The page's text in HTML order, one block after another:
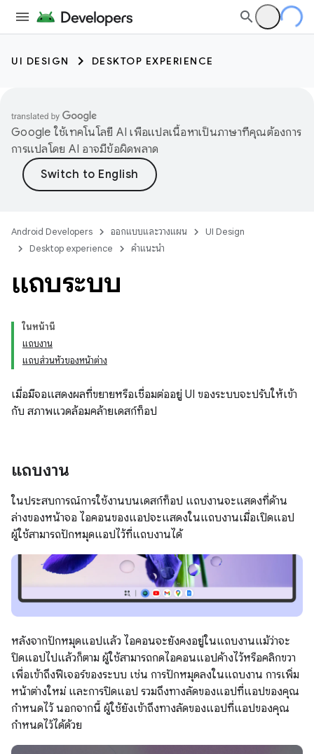
UI DESIGN DESKTOP EXPERIENCE
Google ใช้เทคโนโลยี AI เพื่อแปลเนื้อหาเป็นภาษาที่คุณต้องการ
การแปลโดย AI อาจมีข้อผิดพลาด
Android Developers ออกแบบและวางแผน
UI Design
Desktop experience
คำแนะนำ
แถบระบบ
ในหน้านี้
แถบงาน
แถบส่วนหัวของหน้าต่าง
เมื่อมีจอแสดงผลที่ขยายหรือเชื่อมต่ออยู่ UI ของระบบจะปรับให้เข้า
กับ สภาพแวดล้อมคล้ายเดสก์ท็อป
แถบงาน
ในประสบการณ์การใช้งานบนเดสก์ท็อป แถบงานจะแสดงที่ด้าน
ล่างของหน้าจอ ไอคอนของแอปจะแสดงในแถบงานเมื่อเปิดแอป
ผู้ใช้สามารถปักหมุดแอปไว้ที่แถบงานได้
หลังจากปักหมุดแอปแล้ว ไอคอนจะยังคงอยู่ในแถบงานแม้ว่าจะ
ปิดแอปไปแล้วก็ตาม ผู้ใช้สามารถกดไอคอนแอปค้างไว้หรือคลิกขวา
เพื่อเข้าถึงฟีเจอร์ของระบบ เช่น การปักหมุดลงในแถบงาน การเพิ่ม
หน้าต่างใหม่ และการปิดแอป รวมถึงทางลัดของแอปที่แอปของคุณ
กำหนดไว้ นอกจากนี้ ผู้ใช้ยังเข้าถึงทางลัดของแอปที่แอปของคุณ
กำหนดไว้ได้ด้วย